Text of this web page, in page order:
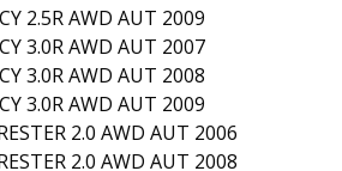
2.5R AWD AUT 2009
3.0R AWD AUT 2007
3.0R AWD AUT 2008
3.0R AWD AUT 2009
2.0 AWD AUT 2006
2.0 AWD AUT 2008